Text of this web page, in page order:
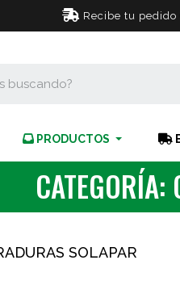
Recibe tu pedido
PRODUCTOS
CATEGORÍA:
SOLAPAR